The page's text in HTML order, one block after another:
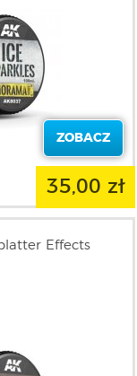
ZOBACZ
35,00 zł
Effects